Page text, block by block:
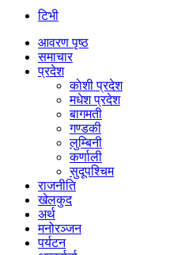
टिभी
आवरण पृष्‍ठ
समाचार
प्रदेश
काेशी प्रदेश
मधेश प्रदेश
बागमती
गण्डकी
लुम्बिनी
कर्णाली
सुदूपश्‍चिम
राजनीति
खेलकुद
अर्थ
मनोरञ्‍जन
पर्यटन